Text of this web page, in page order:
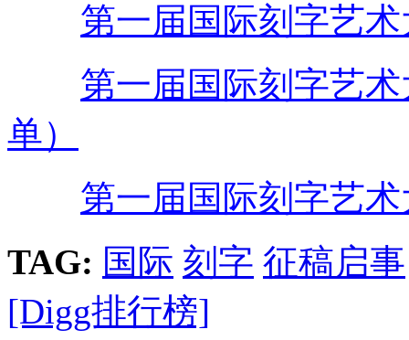
第一届国际刻字艺
第一届国际刻字艺
单）
第一届国际刻字艺
TAG: 国际 刻字 征稿启事
[Digg排行榜]